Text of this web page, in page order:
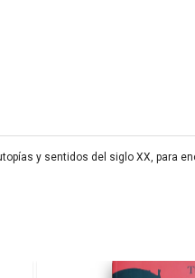
y sentidos del siglo XX, para